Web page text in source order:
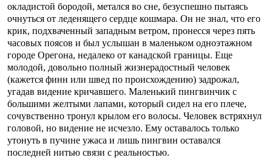
окладистой бородой, метался во сне, безуспешно пытаясь
очнуться от леденящего сердце кошмара. Он не знал, что его
крик, подхваченный западным ветром, пронесся через пять
часовых поясов и был услышан в маленьком одноэтажном
городе Орегона, недалеко от канадской границы. Еще
молодой, довольно полный жизнерадостный человек
(кажется финн или швед по происхождению) задрожал,
угадав видение кричавшего. Маленький пингвинчик с
большими желтыми лапами, который сидел на его плече,
сочувственно тронул крылом его волосы. Человек встряхнул
головой, но видение не исчезло. Ему оставалось только
утонуть в пучине ужаса и лишь пингвин оставался
последней нитью связи с реальностью.